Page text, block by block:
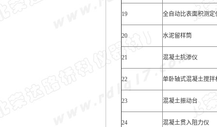
19 全自动比表面积测定
20 水泥留样筒
21 混凝土抗渗仪
22 单卧轴式混凝土搅拌
23 混凝土振动台
24 混凝土贯入阻力仪